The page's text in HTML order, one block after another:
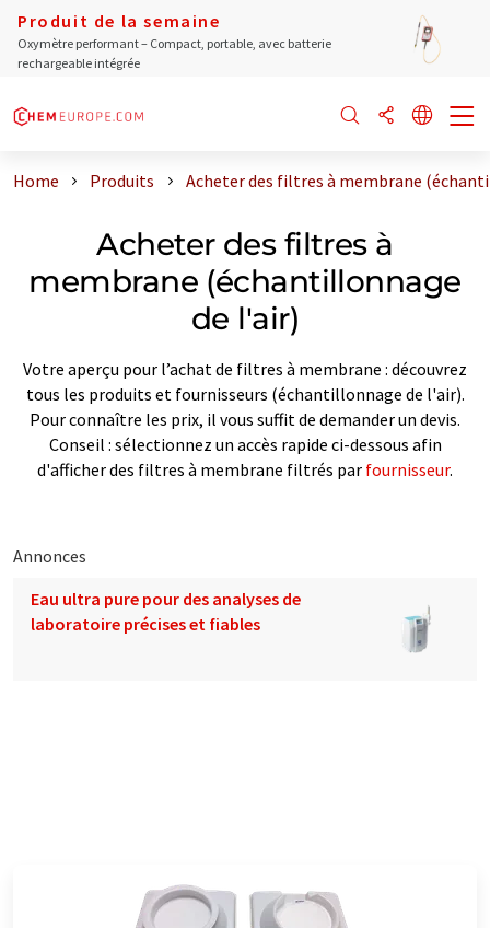
Produit de la semaine
Oxymètre performant – Compact, portable, avec batterie
rechargeable intégrée
Home Produits Acheter des filtres à membrane
Acheter des filtres à
membrane (échantillonnage
de l'air)
Votre aperçu pour l’achat de filtres à membrane : découvrez
tous les produits et fournisseurs (échantillonnage de l'air).
Pour connaître les prix, il vous suffit de demander un devis.
Conseil : sélectionnez un accès rapide ci-dessous afin
d'afficher des filtres à membrane filtrés par fournisseur.
Annonces
Eau ultra pure pour des analyses de
laboratoire précises et fiables